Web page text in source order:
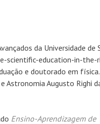
da Universidade de
scientific-education-in-the-
e doutorado em
Astronomia Augusto Righi
Ensino-Aprendizagem de